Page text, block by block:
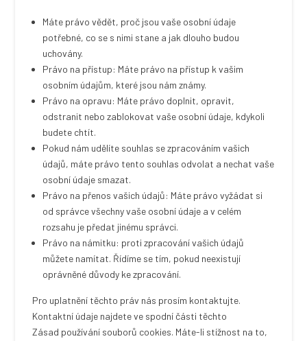
Máte právo vědět, proč jsou vaše osobní údaje
potřebné, co se s nimi stane a jak dlouho budou
uchovány.
Právo na přístup: Máte právo na přístup k vašim
osobním údajům, které jsou nám známy.
Právo na opravu: Máte právo doplnit, opravit,
odstranit nebo zablokovat vaše osobní údaje, kdykoli
budete chtít.
Pokud nám udělíte souhlas se zpracováním vašich
údajů, máte právo tento souhlas odvolat a nechat vaše
osobní údaje smazat.
Právo na přenos vašich údajů: Máte právo vyžádat si
od správce všechny vaše osobní údaje a v celém
rozsahu je předat jinému správci.
Právo na námitku: proti zpracování vašich údajů
můžete namítat. Řídíme se tím, pokud neexistují
oprávněné důvody ke zpracování.
Pro uplatnění těchto práv nás prosím kontaktujte.
Kontaktní údaje najdete ve spodní části těchto
Zásad používání souborů cookies. Máte-li stížnost na to,